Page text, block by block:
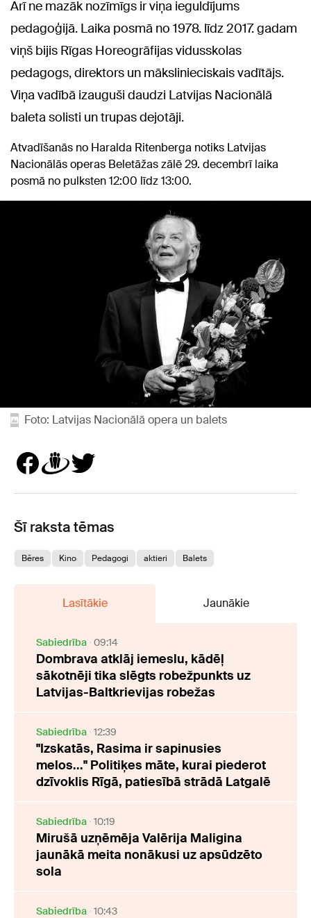
Arī ne mazāk nozīmīgs ir viņa ieguldījums
pedagoģijā. Laika posmā no 1978. līdz 2017. gadam
viņš bijis Rīgas Horeogrāfijas vidusskolas
pedagogs, direktors un mākslinieciskais vadītājs.
Viņa vadībā izauguši daudzi Latvijas Nacionālā
baleta solisti un trupas dejotāji.
Atvadīšanās no Haralda Ritenberga notiks Latvijas
Nacionālās operas Beletāžas zālē 29. decembrī laika
posmā no pulksten 12:00 līdz 13:00.
Foto: Latvijas Nacionālā opera un balets
Šī raksta tēmas
Bēres Kino Pedagogi aktieri Balets
Lasītākie Jaunākie
Sabiedrība 09:14
Dombrava atklāj iemeslu, kādēļ
sākotnēji tika slēgts robežpunkts uz
Latvijas-Baltkrievijas robežas
Sabiedrība 12:39
"Izskatās, Rasima ir sapinusies
melos..." Politiķes māte, kurai piederot
dzīvoklis Rīgā, patiesībā strādā Latgalē
Sabiedrība 10:19
Mirušā uzņēmēja Valērija Maligina
jaunākā meita nonākusi uz apsūdzēto
sola
Sabiedrība 10:43